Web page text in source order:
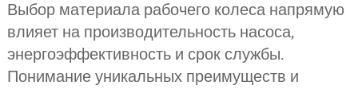
Выбор материала рабочего колеса напрямую
влияет на производительность насоса,
энергоэффективность и срок службы.
Понимание уникальных преимуществ и